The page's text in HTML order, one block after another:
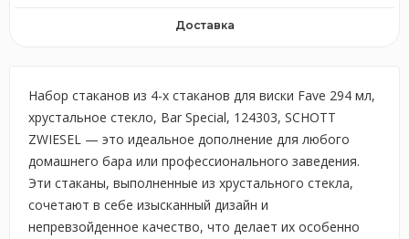
Доставка
Набор стаканов из 4-х стаканов для виски Fave 294 мл,
хрустальное стекло, Bar Special, 124303, SCHOTT
ZWIESEL — это идеальное дополнение для любого
домашнего бара или профессионального заведения.
Эти стаканы, выполненные из хрустального стекла,
сочетают в себе изысканный дизайн и
непревзойденное качество, что делает их особенно